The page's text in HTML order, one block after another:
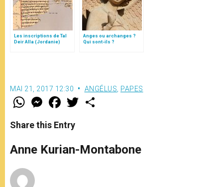
Les inscriptions de Tal
Deir Alla (Jordanie)
Anges ou archanges ?
Qui sont-ils ?
MAI 21, 2017 12:30 ANGÉLUS, PAPES
W
t
s
p
p
M
e
s
e
g
e
F
a
e
b
o
k
w
r
Share this Entry
Anne Kurian-Montabone